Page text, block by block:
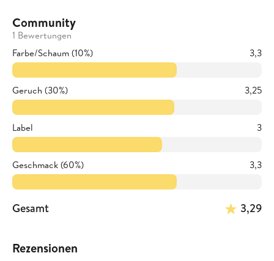
Community
1 Bewertungen
Farbe/Schaum (10%)
3,3
Geruch (30%) 3,25
Label 3
Geschmack (60%) 3,3
Gesamt 3,29
Rezensionen